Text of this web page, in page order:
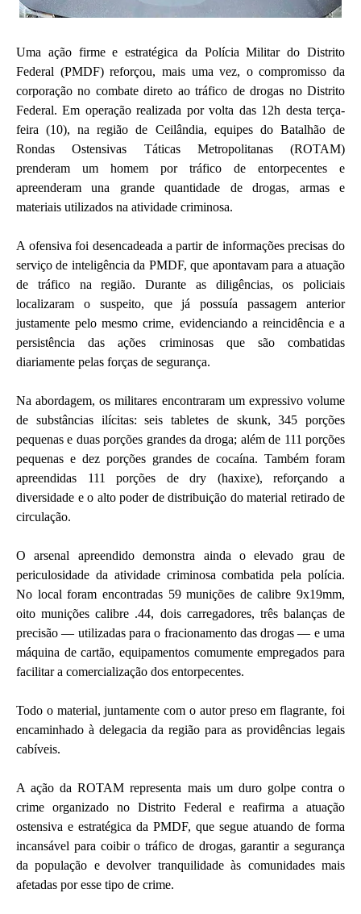
Uma ação firme e estratégica da Polícia Militar do Distrito
Federal (PMDF) reforçou, mais uma vez, o compromisso da
corporação no combate direto ao tráfico de drogas no Distrito
Federal. Em operação realizada por volta das 12h desta terça-
feira (10), na região de Ceilândia, equipes do Batalhão de
Rondas Ostensivas Táticas Metropolitanas (ROTAM)
prenderam um homem por tráfico de entorpecentes e
apreenderam una grande quantidade de drogas, armas e
materiais utilizados na atividade criminosa.
A ofensiva foi desencadeada a partir de informações precisas do
serviço de inteligência da PMDF, que apontavam para a atuação
de tráfico na região. Durante as diligências, os policiais
localizaram o suspeito, que já possuía passagem anterior
justamente pelo mesmo crime, evidenciando a reincidência e a
persistência das ações criminosas que são combatidas
diariamente pelas forças de segurança.
Na abordagem, os militares encontraram um expressivo volume
de substâncias ilícitas: seis tabletes de skunk, 345 porções
pequenas e duas porções grandes da droga; além de 111 porções
pequenas e dez porções grandes de cocaína. Também foram
apreendidas 111 porções de dry (haxixe), reforçando a
diversidade e o alto poder de distribuição do material retirado de
circulação.
O arsenal apreendido demonstra ainda o elevado grau de
periculosidade da atividade criminosa combatida pela polícia.
No local foram encontradas 59 munições de calibre 9x19mm,
oito munições calibre .44, dois carregadores, três balanças de
precisão — utilizadas para o fracionamento das drogas — e uma
máquina de cartão, equipamentos comumente empregados para
facilitar a comercialização dos entorpecentes.
Todo o material, juntamente com o autor preso em flagrante, foi
encaminhado à delegacia da região para as providências legais
cabíveis.
A ação da ROTAM representa mais um duro golpe contra o
crime organizado no Distrito Federal e reafirma a atuação
ostensiva e estratégica da PMDF, que segue atuando de forma
incansável para coibir o tráfico de drogas, garantir a segurança
da população e devolver tranquilidade às comunidades mais
afetadas por esse tipo de crime.